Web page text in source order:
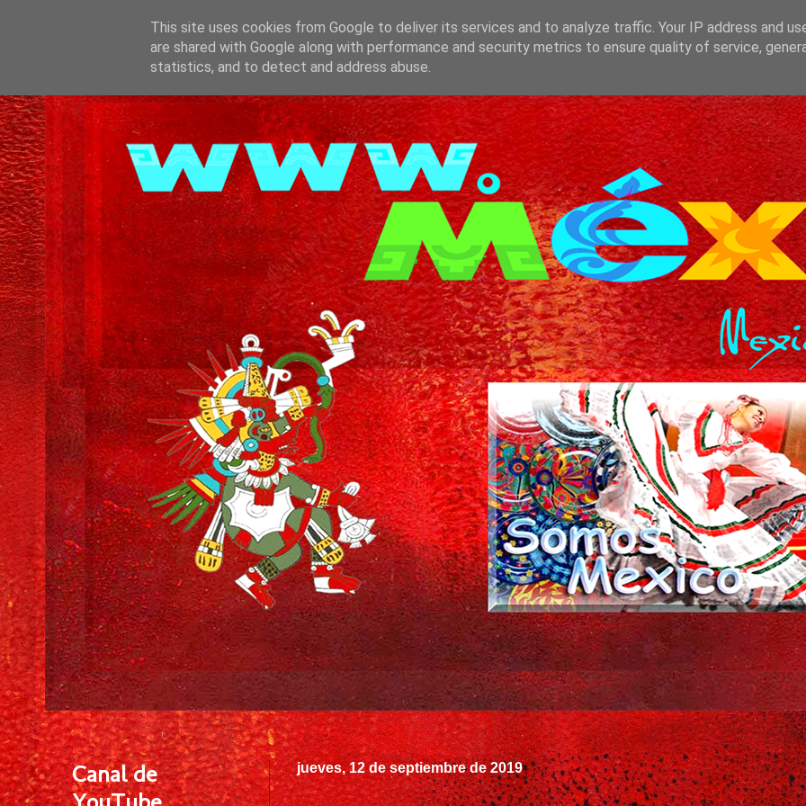
jueves, 12 de septiembre de 2019
Canal de
This site uses cookies from Google to deliver its services and to analyze traffic. Your IP address and
are shared with Google along with performance and security metrics to ensure quality of service,
statistics, and to detect and address abuse.